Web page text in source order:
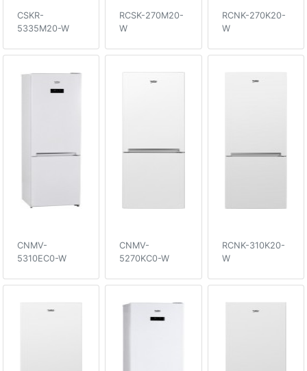
CSKR-
5335M20-W
RCSK-270M20-
W
RCNK-270K20-
W
CNMV-
5310EC0-W
CNMV-
5270KC0-W
RCNK-310K20-
W